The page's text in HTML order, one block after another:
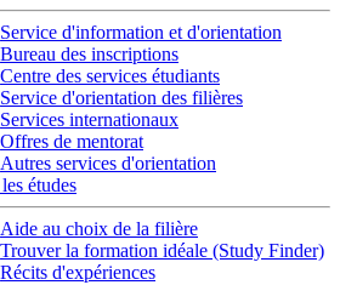
Service d'information et d'orientation
Bureau des inscriptions
Centre des services étudiants
Service d'orientation des filières
Services internationaux
Offres de mentorat
Autres services d'orientation
études
Aide au choix de la filière
Trouver la formation idéale (Study Finder)
Récits d'expériences